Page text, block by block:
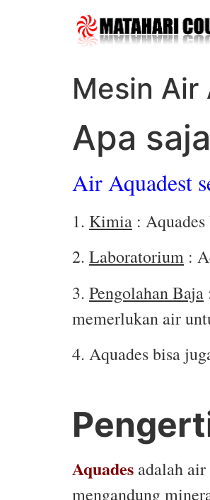
Mesin Air
Apa
Air Aquadest
1. Kimia :
2. Laboratorium :
3. Pengolahan Baja
memerlukan air
4. Aquades bisa
Aquades adalah
mengandung